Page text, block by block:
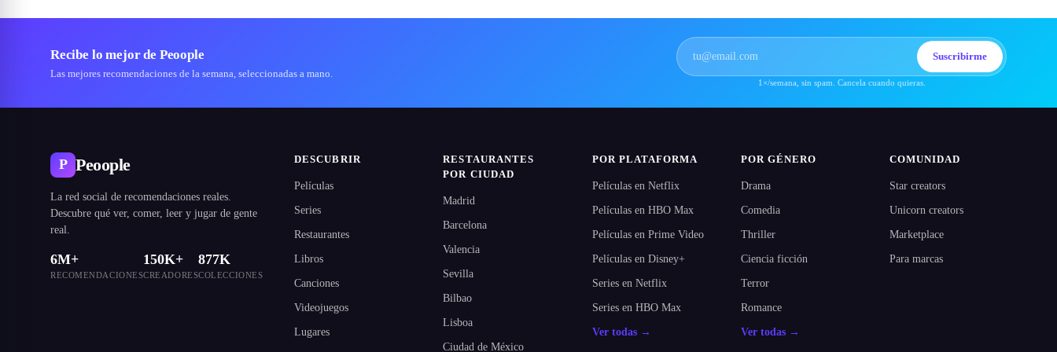
Recibe lo mejor de Peoople
Las mejores recomendaciones de la semana, seleccionadas a mano.
Suscribirme
1×/semana, sin spam. Cancela cuando quieras.
P Peoople
La red social de recomendaciones reales.
Descubre qué ver, comer, leer y jugar de gente
real.
6M+
RECOMENDACIONES
150K+
CREADORES
877K
COLECCIONES
DESCUBRIR
Películas
Series
Restaurantes
Libros
Canciones
Videojuegos
Lugares
RESTAURANTES
POR CIUDAD
Madrid
Barcelona
Valencia
Sevilla
Bilbao
Lisboa
Ciudad de México
POR PLATAFORMA
Películas en Netflix
Películas en HBO Max
Películas en Prime Video
Películas en Disney+
Series en Netflix
Series en HBO Max
Ver todas →
POR GÉNERO
Drama
Comedia
Thriller
Ciencia ficción
Terror
Romance
Ver todas →
COMUNIDAD
Star creators
Unicorn creators
Marketplace
Para marcas